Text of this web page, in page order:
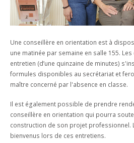
Une conseillère en orientation est à
une matinée par semaine en salle 155.
entretien (d’une quinzaine de minutes)
formules disponibles au secrétariat et
maître concerné par l'absence en classe.
Il est également possible de prendre
conseillère en orientation qui pourra
construction de son projet professionnel.
bienvenus lors de ces entretiens.